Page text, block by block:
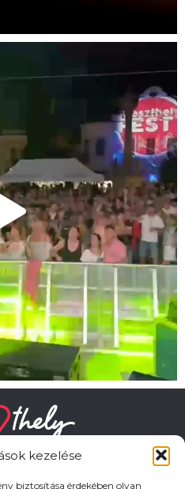
kezelése
biztosítása érdekében olyan